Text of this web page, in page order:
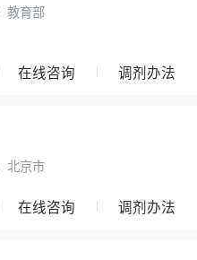
教育部
在线咨询 调剂办法
北京市
在线咨询 调剂办法